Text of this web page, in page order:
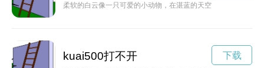
柔软的白云像一只可爱的小动物，在湛蓝的天空中游动，给人一
kuai500打不开 下载